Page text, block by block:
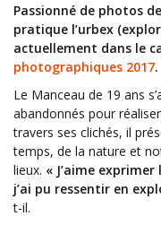
Passionné de photos
pratique l’urbex
actuellement dans le
photographiques 2017.
Le Manceau de 19 ans
abandonnés pour
travers ses clichés, il
temps, de la nature et
lieux. « J’aime
j’ai pu ressentir en
t-il.